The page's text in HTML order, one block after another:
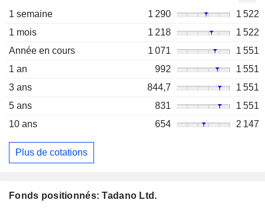
1 semaine 1 290
1 522
1 mois
1 218
1 522
Année en cours
1 071
1 551
1 an
992
1 551
3 ans
844,7
1 551
5 ans
831
1 551
10 ans
654 2 147
Plus de cotations
Fonds positionnés: Tadano Ltd.